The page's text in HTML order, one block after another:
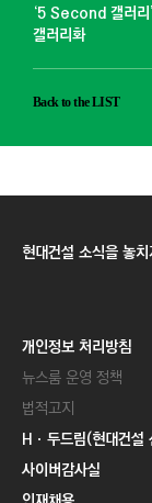
‘5 Second 갤러리
갤러리화
Back to the LIST
현대건설 소식을 놓
개인정보 처리방침
뉴스룸 운영 정책
법적고지
Hㆍ두드림(현대건설
사이버감사실